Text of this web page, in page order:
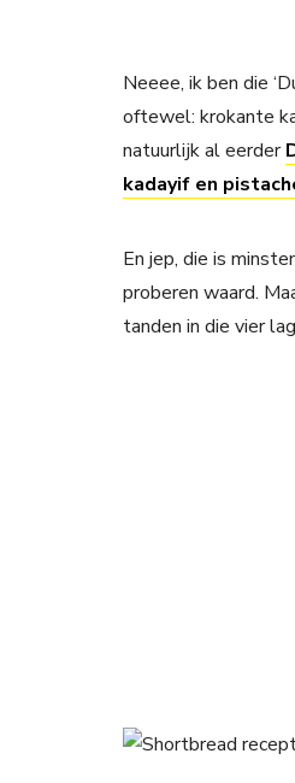
Neeee, ik ben die
oftewel: krokante
natuurlijk al eerder
kadayif en
En jep, die is
proberen waard.
tanden in die vier